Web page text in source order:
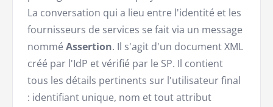
La conversation qui a lieu entre l'identité et les
fournisseurs de services se fait via un message
nommé Assertion. Il s'agit d'un document XML
créé par l'IdP et vérifié par le SP. Il contient
tous les détails pertinents sur l'utilisateur final
: identifiant unique, nom et tout attribut